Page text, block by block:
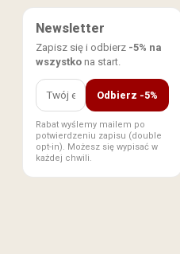
Newsletter
Zapisz się i odbierz -5% na
wszystkona start.
Odbierz -5%
Rabat wyślemy mailem po
potwierdzeniu zapisu (double
opt-in). Możesz się wypisać w
każdej chwili.